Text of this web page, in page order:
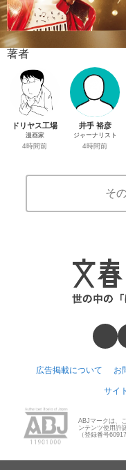
著者
ドリヤス工場
漫画家
4時間前
井手 裕彦
ジャーナリスト
4時間前
そ
広告掲載について お
サイ
ABJマークは、
ンテンツ使用許
（登録番号